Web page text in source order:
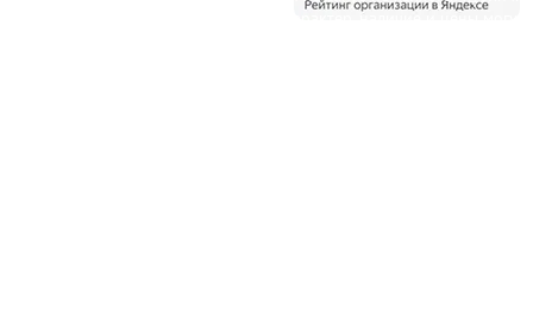
офертой и несет справочный характер, наличие и цены могут